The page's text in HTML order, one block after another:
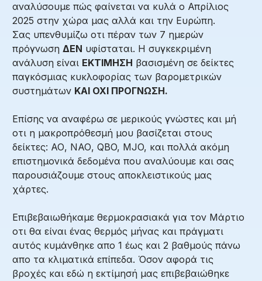
αναλύσουμε πώς φαίνεται να κυλά ο Απρίλιος
2025 στην χώρα μας αλλά και την Ευρώπη.
Σας υπενθυμίζω οτι πέραν των 7 ημερών
πρόγνωση ΔΕΝ υφίσταται. Η συγκεκριμένη
ανάλυση είναι ΕΚΤΙΜΗΣΗ βασισμένη σε δείκτες
παγκόσμιας κυκλοφορίας των βαρομετρικών
συστημάτων ΚΑΙ ΟΧΙ ΠΡΟΓΝΩΣΗ.
Επίσης να αναφέρω σε μερικούς γνώστες και μή
οτι η μακροπρόθεσμή μου βασίζεται στους
δείκτες: ΑΟ, ΝΑΟ, QBO, MJO, και πολλά ακόμη
επιστημονικά δεδομένα που αναλύουμε και σας
παρουσιάζουμε στους αποκλειστικούς μας
χάρτες.
Επιβεβαιωθήκαμε θερμοκρασιακά για τον Μάρτιο
οτι θα είναι ένας θερμός μήνας και πράγματι
αυτός κυμάνθηκε απο 1 έως και 2 βαθμούς πάνω
απο τα κλιματικά επίπεδα. Όσον αφορά τις
βροχές και εδώ η εκτίμησή μας επιβεβαιώθηκε